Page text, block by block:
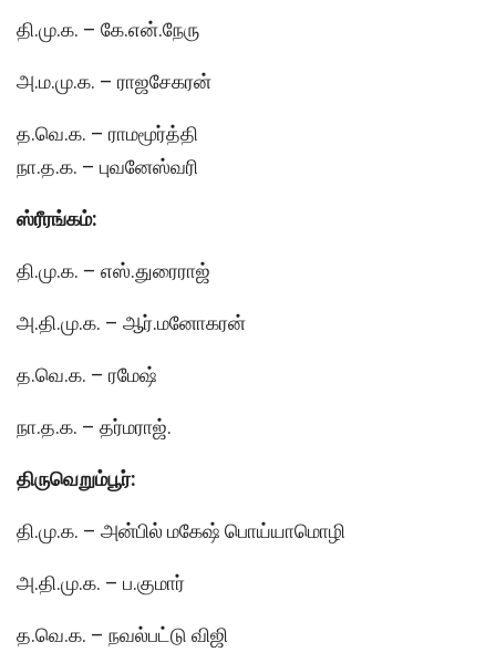
தி.மு.க. – கே.என்.நேரு
அ.ம.மு.க. – ராஜசேகரன்
த.வெ.க. – ராமமூர்த்தி
நா.த.க. – புவனேஸ்வரி
ஸ்ரீரங்கம்:
தி.மு.க. – எஸ்.துரைராஜ்
அ.தி.மு.க. – ஆர்.மனோகரன்
த.வெ.க. – ரமேஷ்
நா.த.க. – தர்மராஜ்.
திருவெறும்பூர்:
தி.மு.க. – அன்பில் மகேஷ் பொய்யாமொழி
அ.தி.மு.க. – ப.குமார்
த.வெ.க. – நவல்பட்டு விஜி